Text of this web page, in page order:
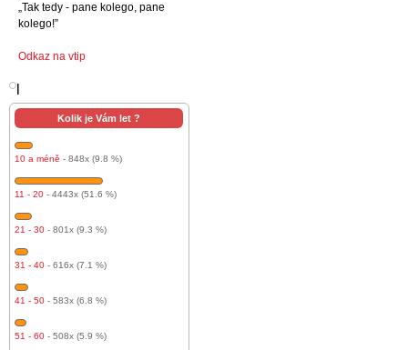
„Tak tedy - pane kolego, pane
kolego!”
Odkaz na vtip
Kolik je Vám let ?
10 a méně - 848x (9.8 %)
11 - 20 - 4443x (51.6 %)
21 - 30 - 801x (9.3 %)
31 - 40 - 616x (7.1 %)
41 - 50 - 583x (6.8 %)
51 - 60 - 508x (5.9 %)